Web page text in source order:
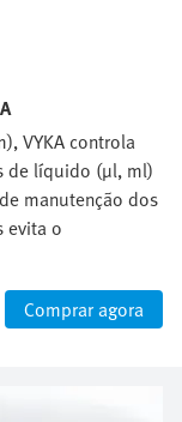
VYKA controla
de líquido (µl, ml)
manutenção dos
​​evita o
Comprar agora